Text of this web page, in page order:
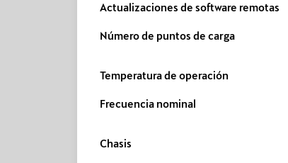
Actualizaciones de software remotas
Número de puntos de carga
Temperatura de operación
Frecuencia nominal
Chasis